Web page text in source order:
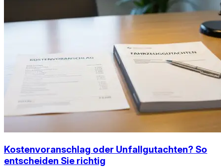
Kostenvoranschlag oder Unfallgutachten? So
entscheiden Sie richtig